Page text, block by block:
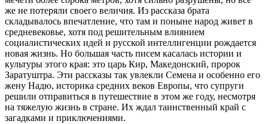
же не потеряли своего величия. Из рассказа брата
складывалось впечатление, что там и поныне народ живет в
средневековье, хотя под решительным влиянием
социалистических идей и русской интеллигенции рождается
новая жизнь. Но большая часть писем касалась истории и
культуры этого края: это царь Кир, Македонский, пророк
Заратуштра. Эти рассказы так увлекли Семена и особенно его
жену Надю, историка средних веков Европы, что супруги
решили отправиться в путешествие в этом же году, несмотря
на тяжелую жизнь в стране. Их ждал таинственный край с
загадками и приключениями.